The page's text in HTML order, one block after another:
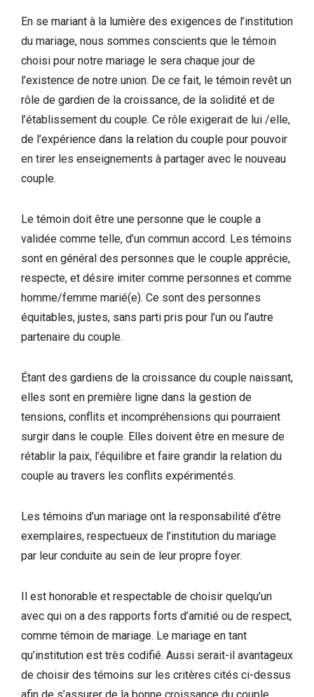
En se mariant à la lumière des exigences de l’institution
du mariage, nous sommes conscients que le témoin
choisi pour notre mariage le sera chaque jour de
l’existence de notre union. De ce fait, le témoin revêt un
rôle de gardien de la croissance, de la solidité et de
l’établissement du couple. Ce rôle exigerait de lui /elle,
de l’expérience dans la relation du couple pour pouvoir
en tirer les enseignements à partager avec le nouveau
couple.
Le témoin doit être une personne que le couple a
validée comme telle, d’un commun accord. Les témoins
sont en général des personnes que le couple apprécie,
respecte, et désire imiter comme personnes et comme
homme/femme marié(e). Ce sont des personnes
équitables, justes, sans parti pris pour l’un ou l’autre
partenaire du couple.
Étant des gardiens de la croissance du couple naissant,
elles sont en première ligne dans la gestion de
tensions, conflits et incompréhensions qui pourraient
surgir dans le couple. Elles doivent être en mesure de
rétablir la paix, l’équilibre et faire grandir la relation du
couple au travers les conflits expérimentés.
Les témoins d’un mariage ont la responsabilité d’être
exemplaires, respectueux de l’institution du mariage
par leur conduite au sein de leur propre foyer.
Il est honorable et respectable de choisir quelqu’un
avec qui on a des rapports forts d’amitié ou de respect,
comme témoin de mariage. Le mariage en tant
qu’institution est très codifié. Aussi serait-il avantageux
de choisir des témoins sur les critères cités ci-dessus
afin de s’assurer de la bonne croissance du couple